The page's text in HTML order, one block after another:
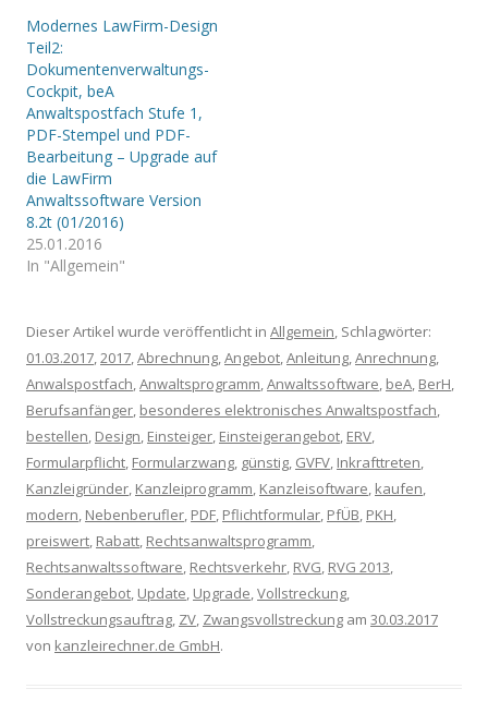
Modernes LawFirm-Design
Teil2:
Dokumentenverwaltungs-
Cockpit, beA
Anwaltspostfach Stufe 1,
PDF-Stempel und PDF-
Bearbeitung – Upgrade auf
die LawFirm
Anwaltssoftware Version
8.2t (01/2016)
25.01.2016
In "Allgemein"
Dieser Artikel wurde veröffentlicht in Allgemein, Schlagwörter:
01.03.2017,2017,Abrechnung,Angebot,Anleitung,Anrechnung,
Anwalspostfach,Anwaltsprogramm,Anwaltssoftware, beA, BerH,
Berufsanfänger, besonderes elektronisches Anwaltspostfach,
bestellen, Design, Einsteiger, Einsteigerangebot, ERV,
Formularpflicht, Formularzwang, günstig, GVFV, Inkrafttreten,
Kanzleigründer, Kanzleiprogramm, Kanzleisoftware, kaufen,
modern, Nebenberufler, PDF, Pflichtformular, PfÜB, PKH,
preiswert, Rabatt, Rechtsanwaltsprogramm,
Rechtsanwaltssoftware, Rechtsverkehr, RVG, RVG 2013,
Sonderangebot, Update, Upgrade,Vollstreckung,
Vollstreckungsauftrag, ZV, Zwangsvollstreckung am 30.03.2017
von kanzleirechner.de GmbH.